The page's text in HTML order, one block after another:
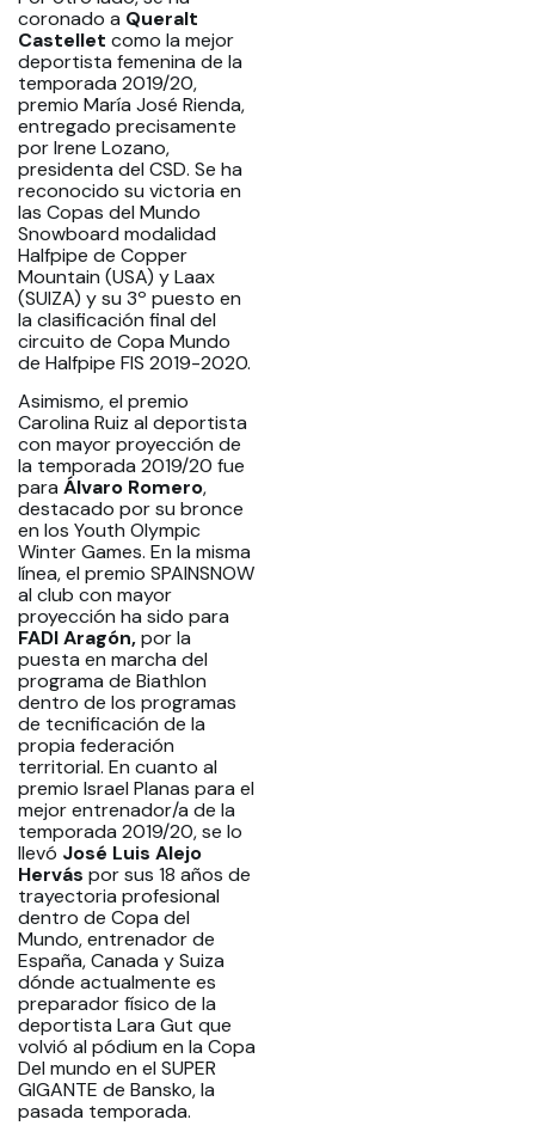
coronado a Queralt
Castellet como la mejor
deportista femenina de la
temporada 2019/20,
premio María José Rienda,
entregado precisamente
por Irene Lozano,
presidenta del CSD. Se ha
reconocido su victoria en
las Copas del Mundo
Snowboard modalidad
Halfpipe de Copper
Mountain (USA) y Laax
(SUIZA) y su 3º puesto en
la clasificación final del
circuito de Copa Mundo
de Halfpipe FIS 2019-2020.
Asimismo, el premio
Carolina Ruiz al deportista
con mayor proyección de
la temporada 2019/20 fue
para Álvaro Romero,
destacado por su bronce
en los Youth Olympic
Winter Games. En la misma
línea, el premio SPAINSNOW
al club con mayor
proyección ha sido para
FADI Aragón,por la
puesta en marcha del
programa de Biathlon
dentro de los programas
de tecnificación de la
propia federación
territorial. En cuanto al
premio Israel Planas para el
mejor entrenador/a de la
temporada 2019/20, se lo
llevó José Luis Alejo
Hervás por sus 18 años de
trayectoria profesional
dentro de Copa del
Mundo, entrenador de
España, Canada y Suiza
dónde actualmente es
preparador físico de la
deportista Lara Gut que
volvió al pódium en la Copa
Del mundo en el SUPER
GIGANTE de Bansko, la
pasada temporada.